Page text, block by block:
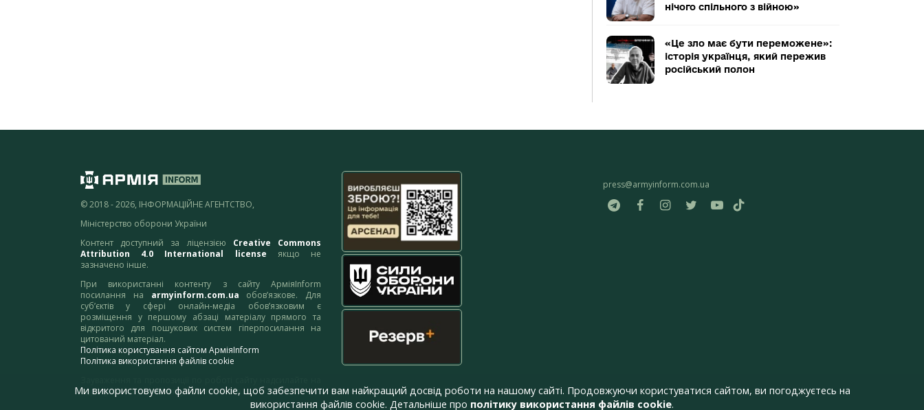
нічого спільного з війною»
«Це зло має бути переможене»:
історія українця, який пережив
російський полон
© 2018 - 2026, ІНФОРМАЦІЙНЕ АГЕНТСТВО,
Міністерство оборони України
Контент доступний за ліцензією Creative Commons
Attribution 4.0 International license якщо не
зазначено інше.
При використанні контенту з сайту АрміяInform
посилання на armyinform.com.ua обов’язкове. Для
суб’єктів у сфері онлайн-медіа обов’язковим є
розміщення у першому абзаці матеріалу прямого та
відкритого для пошукових систем гіперпосилання на
цитований матеріал.
Політика користування сайтом АрміяInform
Політика використання файлів cookie
адресу:webmaster@armyinform.com.ua
press@armyinform.com.ua
Ми використовуємо файли cookie, щоб забезпечити вам найкращий досвід роботи на нашому сайті. Продовжуючи користуватися сайтом, ви погоджуєтесь на
використання файлів cookie. Детальніше про політику використання файлів cookie.